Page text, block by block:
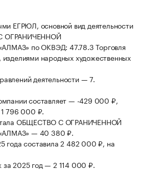
ЕГРЮЛ, основной вид деятельности
ОГРАНИЧЕННОЙ
по ОКВЭД: 47.78.3 Торговля
народных художественных
деятельности — 7.
составляет — -429 000 ₽,
796 000 ₽.
ОБЩЕСТВО С ОГРАНИЧЕННОЙ
— 40 380 ₽.
года составила 2 482 000 ₽, на
2025 год — 2 114 000 ₽.